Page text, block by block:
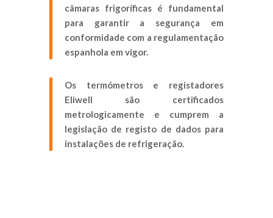
câmaras frigoríficas é fundamental
para garantir a segurança em
conformidade com a regulamentação
espanhola em vigor.
Os termómetros e registadores
Eliwell são certificados
metrologicamente e cumprem a
legislação de registo de dados para
instalações de refrigeração.